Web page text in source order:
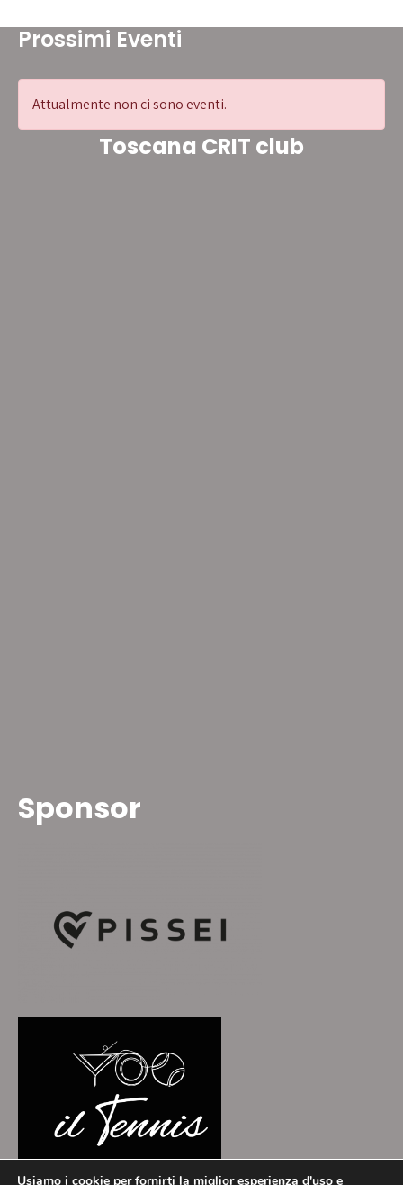
Prossimi Eventi
Attualmente non ci sono eventi.
Toscana CRIT club
Sponsor
Usiamo i cookie per fornirti la miglior esperienza d'uso e